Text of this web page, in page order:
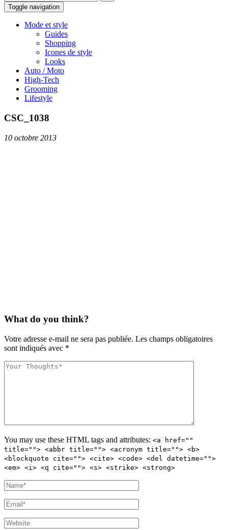
Toggle navigation
Mode et style
Guides
Shopping
Icones de style
Looks
Auto / Moto
High-Tech
Grooming
Lifestyle
CSC_1038
10 octobre 2013
What do you think?
Votre adresse e-mail ne sera pas publiée. Les champs obligatoires
sont indiqués avec *
You may use these HTML tags and attributes: <a href=""
title=""> <abbr title=""> <acronym title=""> <b>
<blockquote cite=""> <cite> <code> <del datetime="">
<em> <i> <q cite=""> <s> <strike> <strong>